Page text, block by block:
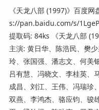
《天龙八部 (1997)》百度
s://pan.baidu.com/s/
提取码: 84ks 《天龙八部
主演: 黄日华、陈浩民、樊
玲、张国强、潘志文、何美
吕有慧、冯晓文、李桂英、
成昌、刘江、王伟、冯瑞珍
双燕、李鸿杰、骆应钧、骏